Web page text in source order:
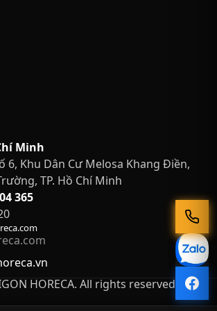
Minh
6, Khu Dân Cư Melosa Khang Điền,
TP. Hồ Chí Minh
365
HORECA. All rights reserved.